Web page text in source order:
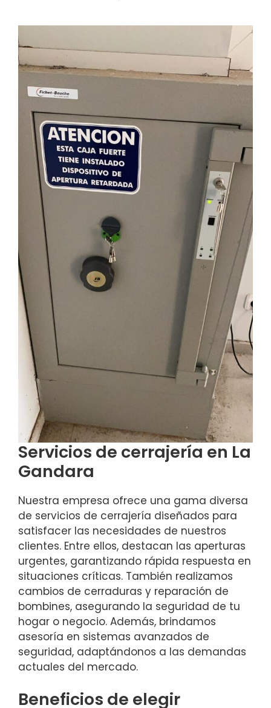
Servicios de cerrajería en La
Gandara
Nuestra empresa ofrece una gama diversa
de servicios de cerrajería diseñados para
satisfacer las necesidades de nuestros
clientes. Entre ellos, destacan las aperturas
urgentes, garantizando rápida respuesta en
situaciones críticas. También realizamos
cambios de cerraduras y reparación de
bombines, asegurando la seguridad de tu
hogar o negocio. Además, brindamos
asesoría en sistemas avanzados de
seguridad, adaptándonos a las demandas
actuales del mercado.
Beneficios de elegir